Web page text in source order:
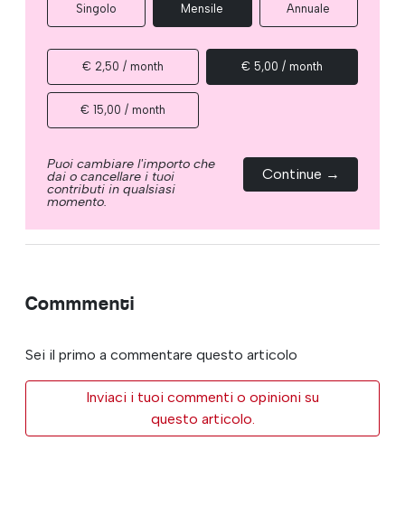
Singolo Mensile Annuale
€ 2,50 / month € 5,00 / month
€ 15,00 / month
Puoi cambiare l'importo che
dai o cancellare i tuoi
contributi in qualsiasi
momento.
Continue →
Commmenti
Sei il primo a commentare questo articolo
Inviaci i tuoi commenti o opinioni su
questo articolo.